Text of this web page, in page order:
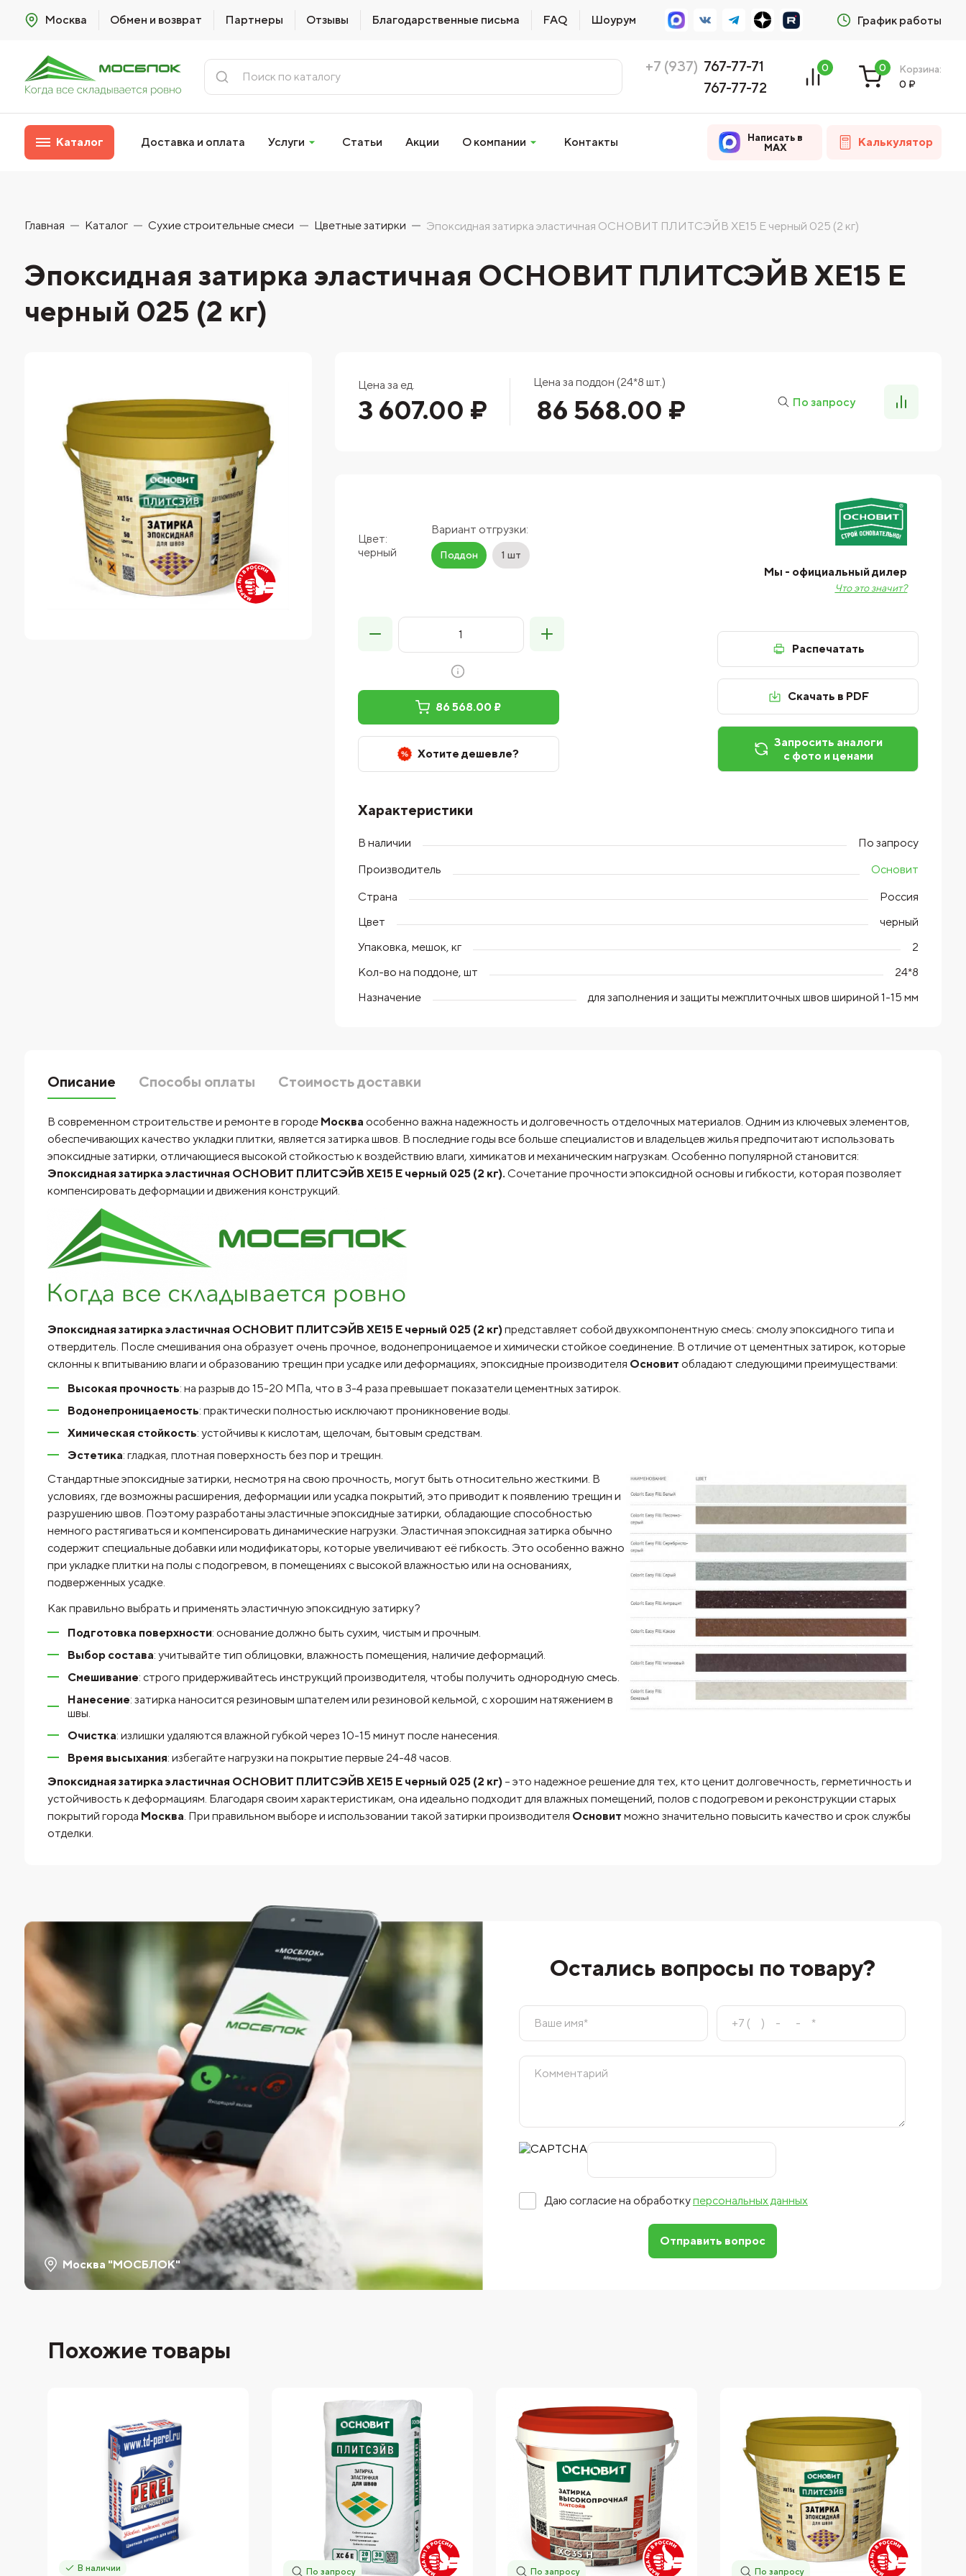
Москва Обмен и возврат Партнеры Отзывы Благодарственные письма FAQ Шоурум График работы
+7 (937) 767-77-71
767-77-72
0 0
Корзина:
0 ₽
Каталог Доставка и оплата Услуги Статьи Акции О компании Контакты
Написать в
MAX
Калькулятор
Главная Каталог Сухие строительные смеси Цветные затирки Эпоксидная затирка эластичная ОСНОВИТ ПЛИТСЭЙВ XE15 Е черный 025 (2 кг)
Эпоксидная затирка эластичная ОСНОВИТ ПЛИТСЭЙВ XE15 Е
черный 025 (2 кг)
Цена за ед.
3 607.00 ₽
Цена за поддон (24*8 шт.)
86 568.00 ₽ По запросу
Цвет:
черный
Вариант отгрузки:
Поддон 1 шт
Мы - официальный дилер
Что это значит?
86 568.00 ₽
Хотите дешевле?
Распечатать
Скачать в PDF
Запросить аналоги
с фото и ценами
Характеристики
В наличии
По запросу
Производитель
Основит
Страна
Россия
Цвет
черный
Упаковка, мешок, кг
2
Кол-во на поддоне, шт
24*8
Назначение
для заполнения и защиты межплиточных швов шириной 1-15 мм
Описание Способы оплаты Стоимость доставки
В современном строительстве и ремонте в городе Москва особенно важна надежность и долговечность отделочных материалов. Одним из ключевых элементов,
обеспечивающих качество укладки плитки, является затирка швов. В последние годы все больше специалистов и владельцев жилья предпочитают использовать
эпоксидные затирки, отличающиеся высокой стойкостью к воздействию влаги, химикатов и механическим нагрузкам. Особенно популярной становится:
Эпоксидная затирка эластичная ОСНОВИТ ПЛИТСЭЙВ XE15 Е черный 025 (2 кг). Сочетание прочности эпоксидной основы и гибкости, которая позволяет
компенсировать деформации и движения конструкций.
Эпоксидная затирка эластичная ОСНОВИТ ПЛИТСЭЙВ XE15 Е черный 025 (2 кг)представляет собой двухкомпонентную смесь: смолу эпоксидного типа и
отвердитель. После смешивания она образует очень прочное, водонепроницаемое и химически стойкое соединение. В отличие от цементных затирок, которые
склонны к впитыванию влаги и образованию трещин при усадке или деформациях, эпоксидные производителя Основит обладают следующими преимуществами:
Высокая прочность: на разрыв до 15-20 МПа, что в 3-4 раза превышает показатели цементных затирок.
Водонепроницаемость: практически полностью исключают проникновение воды.
Химическая стойкость: устойчивы к кислотам, щелочам, бытовым средствам.
Эстетика: гладкая, плотная поверхность без пор и трещин.
Стандартные эпоксидные затирки, несмотря на свою прочность, могут быть относительно жесткими. В
условиях, где возможны расширения, деформации или усадка покрытий, это приводит к появлению трещин и
разрушению швов. Поэтому разработаны эластичные эпоксидные затирки, обладающие способностью
немного растягиваться и компенсировать динамические нагрузки. Эластичная эпоксидная затирка обычно
содержит специальные добавки или модификаторы, которые увеличивают её гибкость. Это особенно важно
при укладке плитки на полы с подогревом, в помещениях с высокой влажностью или на основаниях,
подверженных усадке.
Как правильно выбрать и применять эластичную эпоксидную затирку?
Подготовка поверхности: основание должно быть сухим, чистым и прочным.
Выбор состава: учитывайте тип облицовки, влажность помещения, наличие деформаций.
Смешивание: строго придерживайтесь инструкций производителя, чтобы получить однородную смесь.
Нанесение: затирка наносится резиновым шпателем или резиновой кельмой, с хорошим натяжением в
швы.
Очистка: излишки удаляются влажной губкой через 10-15 минут после нанесения.
Время высыхания: избегайте нагрузки на покрытие первые 24-48 часов.
Эпоксидная затирка эластичная ОСНОВИТ ПЛИТСЭЙВ XE15 Е черный 025 (2 кг)– это надежное решение для тех, кто ценит долговечность, герметичность и
устойчивость к деформациям. Благодаря своим характеристикам, она идеально подходит для влажных помещений, полов с подогревом и реконструкции старых
покрытий города Москва . При правильном выборе и использовании такой затирки производителя Основит можно значительно повысить качество и срок службы
отделки.
Москва "МОСБЛОК"
Остались вопросы по товару?
Даю согласие на обработкуперсональных данных
Отправить вопрос
Похожие товары
В наличии По запросу По запросу По запросу